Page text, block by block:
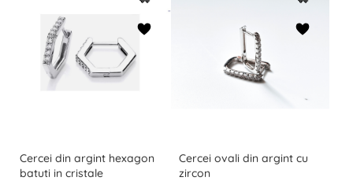
Cercei din argint hexagon
batuti in cristale
Cercei ovali din argint cu
zircon